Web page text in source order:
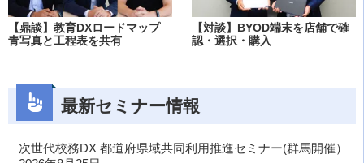
【鼎談】教育DXロードマップ
青写真と工程表を共有
【対談】BYOD端末を店舗で確
認・選択・購入
最新セミナー情報
次世代校務DX 都道府県域共同利用推進セミナー(群馬開催）